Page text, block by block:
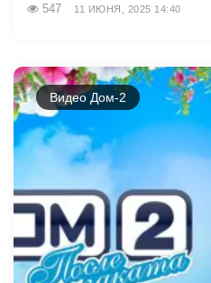
547 11 ИЮНЯ, 2025 14:40
Видео Дом-2